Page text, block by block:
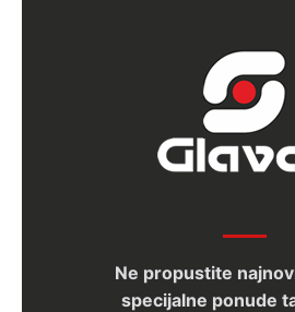
Ne propustite
specijalne ponude